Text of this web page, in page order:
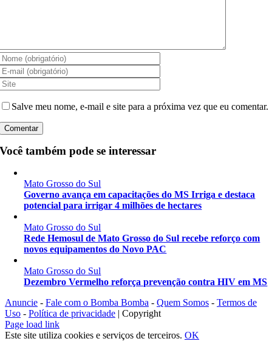
Salve meu nome, e-mail e site para a próxima vez que eu comentar.
Você também pode se interessar
Mato Grosso do Sul
Governo avança em capacitações do MS Irriga e destaca
potencial para irrigar 4 milhões de hectares
Mato Grosso do Sul
Rede Hemosul de Mato Grosso do Sul recebe reforço com
novos equipamentos do Novo PAC
Mato Grosso do Sul
Dezembro Vermelho reforça prevenção contra HIV em MS
Anuncie - Fale com o Bomba Bomba - Quem Somos - Termos de
Uso - Política de privacidade | Copyright
Instagram
Facebook
X
YouTube
Page load link
Este site utiliza cookies e serviços de terceiros. OK